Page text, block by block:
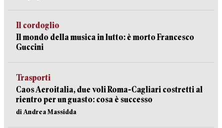
Il cordoglio
Il mondo della musica in lutto: è morto Francesco
Guccini
Trasporti
Caos Aeroitalia, due voli Roma-Cagliari costretti al
rientro per un guasto: cosa è successo
di Andrea Massidda